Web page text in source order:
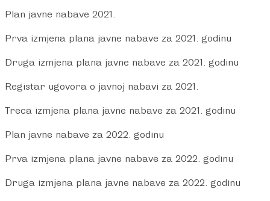
Plan javne nabave 2021.
Prva izmjena plana javne nabave za 2021. godinu
Druga izmjena plana javne nabave za 2021. godinu
Registar ugovora o javnoj nabavi za 2021.
Treca izmjena plana javne nabave za 2021. godinu
Plan javne nabave za 2022. godinu
Prva izmjena plana javne nabave za 2022. godinu
Druga izmjena plana javne nabave za 2022. godinu